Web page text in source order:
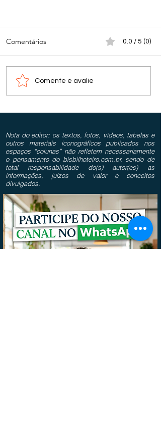
Comentários 0.0 / 5 (0)
Comente e avalie
Nota do editor: os textos, fotos, vídeos, tabelas e
outros materiais iconográficos publicados nos
espaços “colunas” não refletem necessariamente
o pensamento do bisbilhoteiro.com.br, sendo de
total responsabilidade do(s) autor(es) as
informações, juízos de valor e conceitos
divulgados.